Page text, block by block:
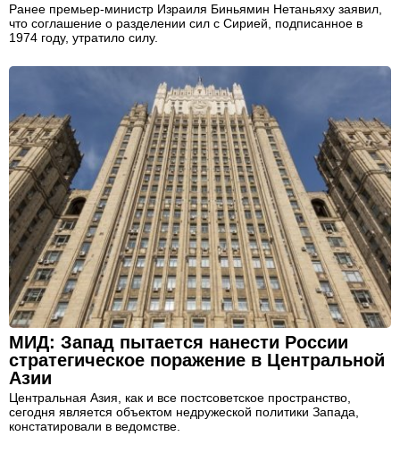
Ранее премьер-министр Израиля Биньямин Нетаньяху заявил,
что соглашение о разделении сил с Сирией, подписанное в
1974 году, утратило силу.
МИД: Запад пытается нанести России
стратегическое поражение в Центральной
Азии
Центральная Азия, как и все постсоветское пространство,
сегодня является объектом недружеской политики Запада,
констатировали в ведомстве.